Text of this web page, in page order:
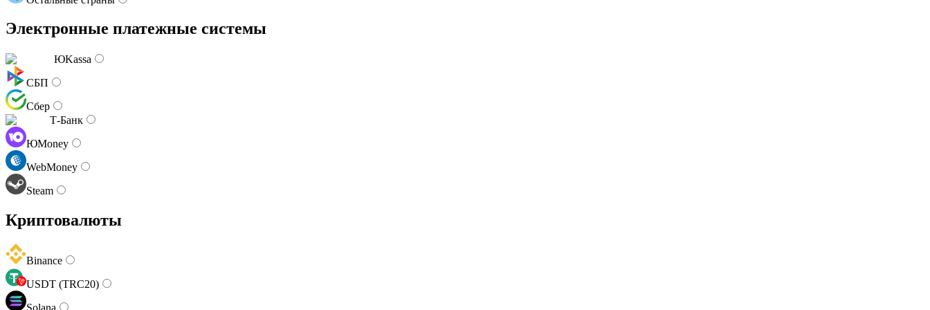
Электронные платежные системы
ЮKassa
СБП
Сбер
Т-Банк
ЮMoney
WebMoney
Steam
Криптовалюты
Binance
USDT (TRC20)